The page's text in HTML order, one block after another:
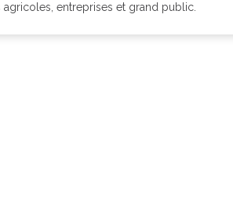
entreprises et grand public.